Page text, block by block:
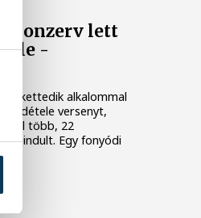
lett
-
alkalommal
versenyt,
több, 22
indult. Egy fonyódi